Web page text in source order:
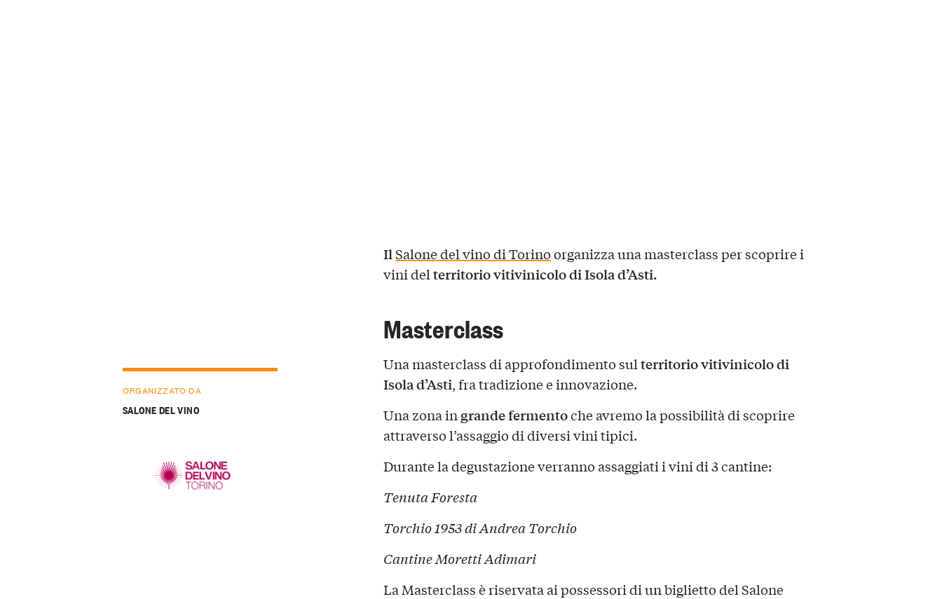
IlSalone del vino di Torinoorganizza una masterclass per scoprire i
vini delterritorio vitivinicolo di Isola d’Asti.
Masterclass
Una masterclass di approfondimento sulterritorio vitivinicolo di
Isola d’Asti, fra tradizione e innovazione.
Una zona in grande fermentoche avremo la possibilità di scoprire
attraverso l’assaggio di diversi vini tipici.
Durante la degustazione verranno assaggiati i vini di 3 cantine:
Tenuta Foresta
Torchio 1953 di Andrea Torchio
Cantine Moretti Adimari
La Masterclass è riservata ai possessori di un biglietto del Salone
ORGANIZZATO DA
SALONE DEL VINO